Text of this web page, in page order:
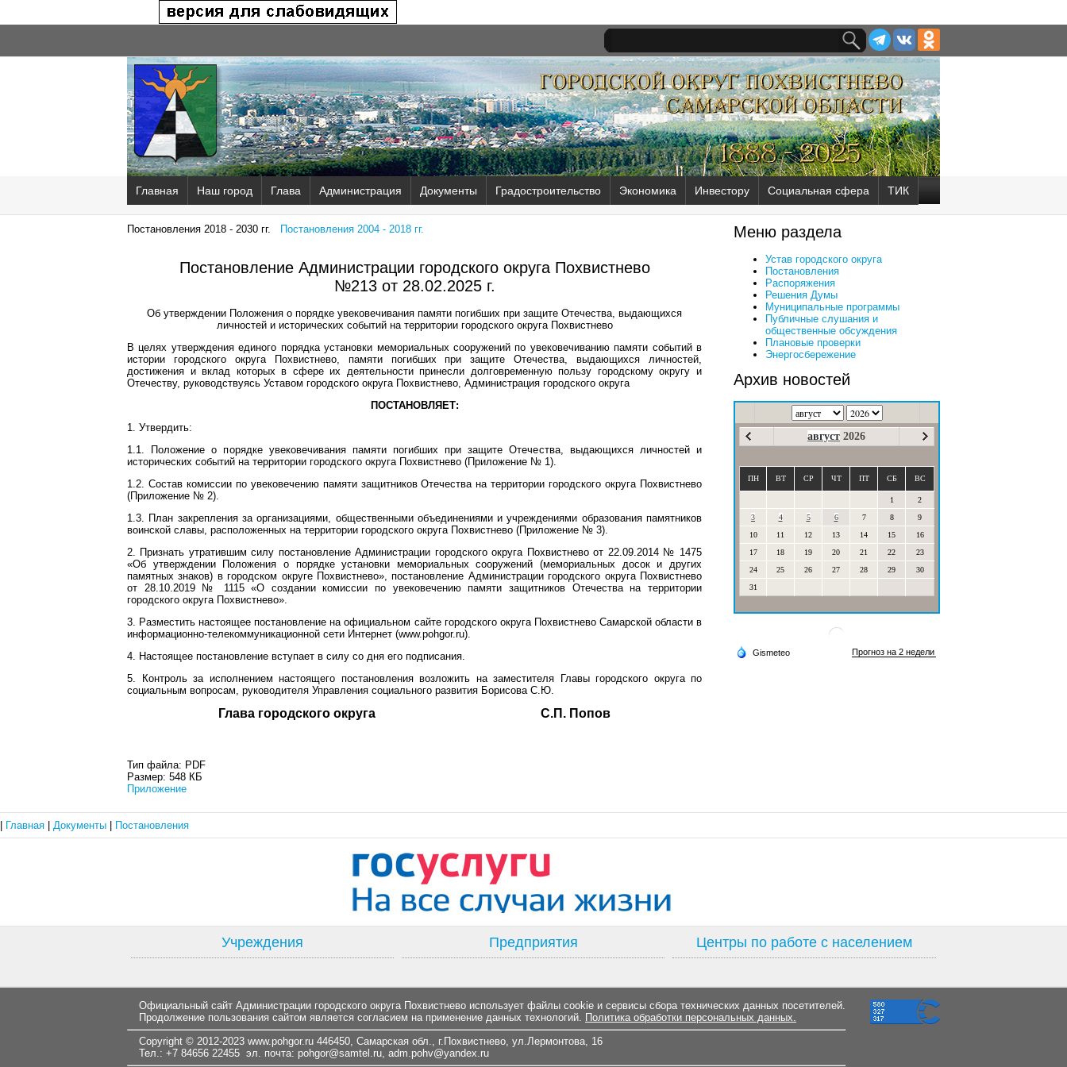
Главная Наш город Глава Администрация Документы Градостроительство Экономика Инвестору Социальная сфера ТИК
Постановления 2018 - 2030 гг. Постановления 2004 - 2018 гг.
Постановление Администрации городского округа Похвистнево
№213 от 28.02.2025 г.
Об утверждении Положения о порядке увековечивания памяти погибших при защите Отечества, выдающихся
личностей и исторических событий на территории городского округа Похвистнево
В целях утверждения единого порядка установки мемориальных сооружений по увековечиванию памяти событий в
истории городского округа Похвистнево, памяти погибших при защите Отечества, выдающихся личностей,
достижения и вклад которых в сфере их деятельности принесли долговременную пользу городскому округу и
Отечеству, руководствуясь Уставом городского округа Похвистнево, Администрация городского округа
ПОСТАНОВЛЯЕТ:
1. Утвердить:
1.1. Положение о порядке увековечивания памяти погибших при защите Отечества, выдающихся личностей и
исторических событий на территории городского округа Похвистнево (Приложение № 1).
1.2. Состав комиссии по увековечению памяти защитников Отечества на территории городского округа Похвистнево
(Приложение № 2).
1.3. План закрепления за организациями, общественными объединениями и учреждениями образования памятников
воинской славы, расположенных на территории городского округа Похвистнево (Приложение № 3).
2. Признать утратившим силу постановление Администрации городского округа Похвистнево от 22.09.2014 № 1475
«Об утверждении Положения о порядке установки мемориальных сооружений (мемориальных досок и других
памятных знаков) в городском округе Похвистнево», постановление Администрации городского округа Похвистнево
от 28.10.2019 № 1115 «О создании комиссии по увековечению памяти защитников Отечества на территории
городского округа Похвистнево».
3. Разместить настоящее постановление на официальном сайте городского округа Похвистнево Самарской области в
информационно-телекоммуникационной сети Интернет (www.pohgor.ru).
4. Настоящее постановление вступает в силу со дня его подписания.
5. Контроль за исполнением настоящего постановления возложить на заместителя Главы городского округа по
социальным вопросам, руководителя Управления социального развития Борисова С.Ю.
Глава городского округа С.П. Попов
Тип файла: PDF
Размер: 548 КБ
Приложение
Меню раздела
Устав городского округа
Постановления
Распоряжения
Решения Думы
Муниципальные программы
Публичные слушания и
общественные обсуждения
Плановые проверки
Энергосбережение
Архив новостей
август 2026
ПН ВТ СР ЧТ ПТ СБ ВС
1
2
3
4 5 6 7 8
9
10
11 12 13 14 15
16
17
18 19 20 21 22
23
24
25 26 27 28 29
30
31
Главная Документы Постановления
Учреждения Предприятия Центры по работе с населением
Официальный сайт Администрации городского округа Похвистнево использует файлы cookie и сервисы сбора технических данных посетителей.
Продолжение пользования сайтом является согласием на применение данных технологий. Политика обработки персональных данных.
Copyright © 2012-2023 www.pohgor.ru 446450, Самарская обл., г.Похвистнево, ул.Лермонтова, 16
Тел.: +7 84656 22455 эл. почта: pohgor@samtel.ru, adm.pohv@yandex.ru